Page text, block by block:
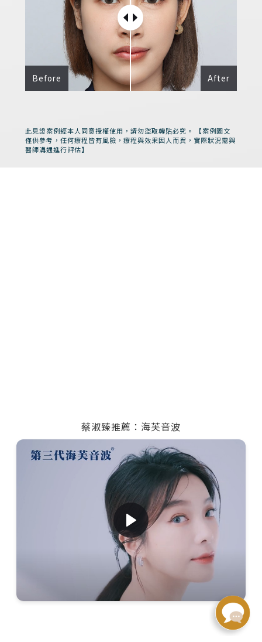
After
Before
此見證案例經本人同意授權使用，請勿盜取轉貼必究。 【案例圖文
僅供參考，任何療程皆有風險，療程與效果因人而異，實際狀況需與
醫師溝通進行評估】
蔡淑臻推薦：海芙音波